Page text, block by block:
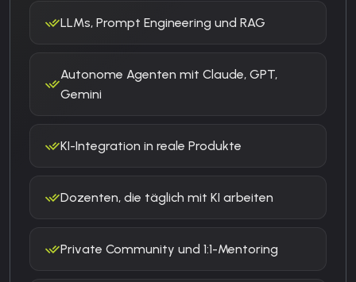
LLMs, Prompt Engineering und RAG
Autonome Agenten mit Claude, GPT,
Gemini
KI-Integration in reale Produkte
Dozenten, die täglich mit KI arbeiten
Private Community und 1:1-Mentoring